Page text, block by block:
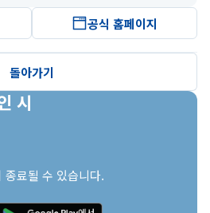
공식 홈페이지
돌아가기
시
료될 수 있습니다.